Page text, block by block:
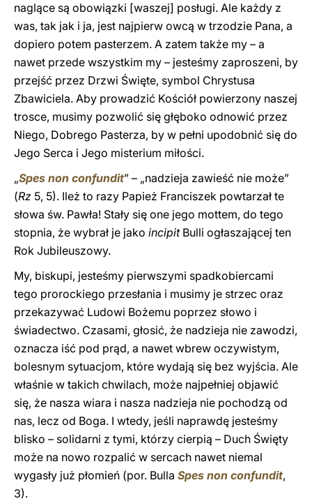
naglące są obowiązki [waszej] posługi. Ale każdy z
was, tak jak i ja, jest najpierw owcą w trzodzie Pana, a
dopiero potem pasterzem. A zatem także my – a
nawet przede wszystkim my – jesteśmy zaproszeni, by
przejść przez Drzwi Święte, symbol Chrystusa
Zbawiciela. Aby prowadzić Kościół powierzony naszej
trosce, musimy pozwolić się głęboko odnowić przez
Niego, Dobrego Pasterza, by w pełni upodobnić się do
Jego Serca i Jego misterium miłości.
„Spes non confundit” – „nadzieja zawieść nie może”
(Rz 5, 5). Ileż to razy Papież Franciszek powtarzał te
słowa św. Pawła! Stały się one jego mottem, do tego
stopnia, że wybrał je jako incipitBulli ogłaszającej ten
Rok Jubileuszowy.
My, biskupi, jesteśmy pierwszymi spadkobiercami
tego prorockiego przesłania i musimy je strzec oraz
przekazywać Ludowi Bożemu poprzez słowo i
świadectwo. Czasami, głosić, że nadzieja nie zawodzi,
oznacza iść pod prąd, a nawet wbrew oczywistym,
bolesnym sytuacjom, które wydają się bez wyjścia. Ale
właśnie w takich chwilach, może najpełniej objawić
się, że nasza wiara i nasza nadzieja nie pochodzą od
nas, lecz od Boga. I wtedy, jeśli naprawdę jesteśmy
blisko – solidarni z tymi, którzy cierpią – Duch Święty
może na nowo rozpalić w sercach nawet niemal
wygasły już płomień (por. Bulla Spes non confundit,
3).